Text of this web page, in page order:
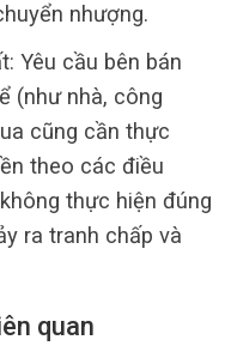
nhượng.
Yêu cầu bên bán
(như nhà, công
cũng cần thực
theo các điều
thực hiện đúng
ra tranh chấp và
quan